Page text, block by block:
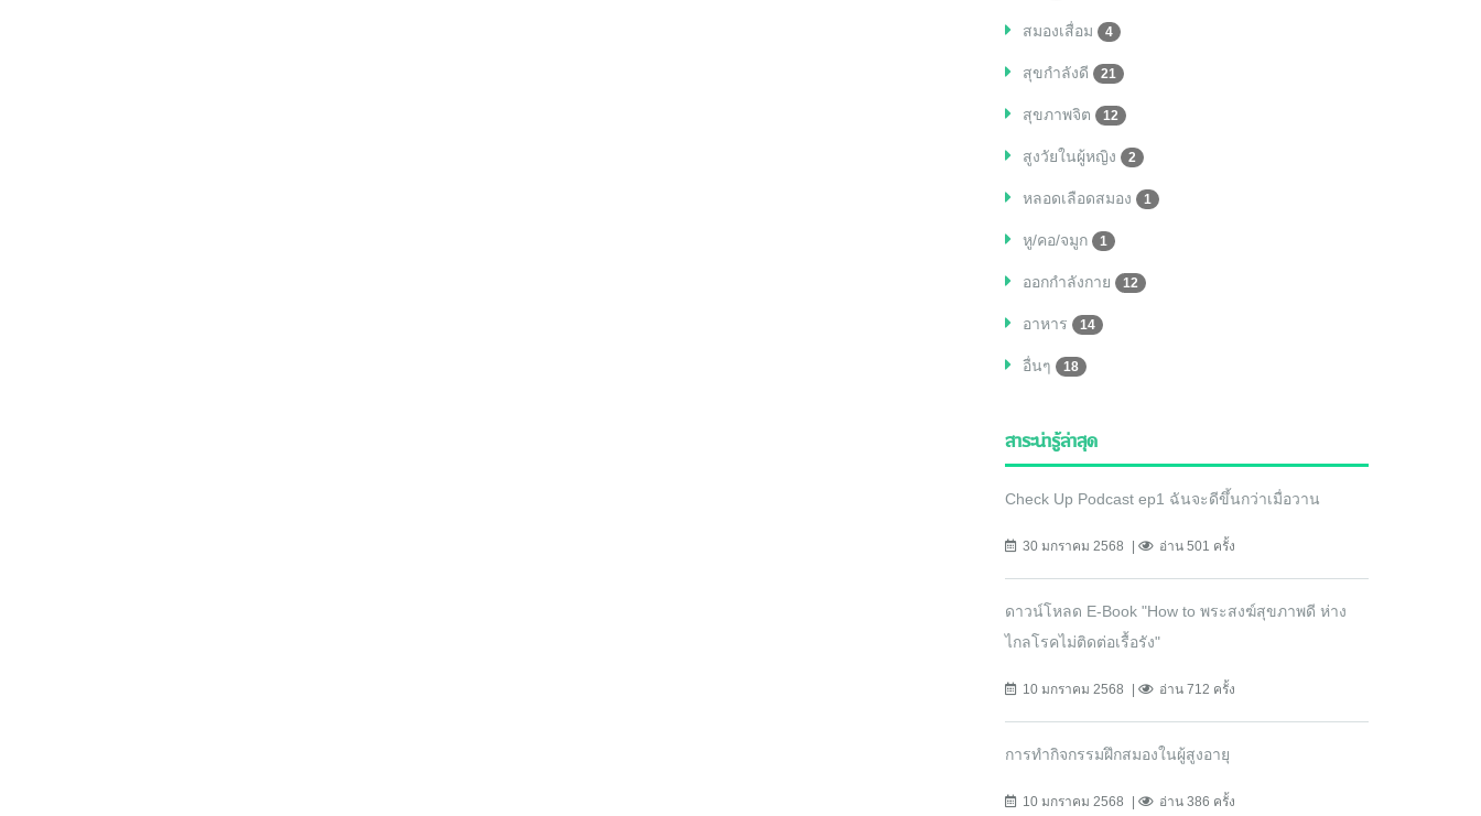
สมองเสื่อม 4
สุขกำลังดี 21
สุขภาพจิต 12
สูงวัยในผู้หญิง 2
หลอดเลือดสมอง 1
หู/คอ/จมูก 1
ออกกำลังกาย 12
อาหาร 14
อื่นๆ 18
สาระน่ารู้ล่าสุด
Check Up Podcast ep1 ฉันจะดีขึ้นกว่าเมื่อวาน
30 มกราคม 2568 อ่าน 501 ครั้ง
ดาวน์โหลด E-Book "How to พระสงฆ์สุขภาพดี ห่าง
ไกลโรคไม่ติดต่อเรื้อรัง"
10 มกราคม 2568 อ่าน 712 ครั้ง
การทำกิจกรรมฝึกสมองในผู้สูงอายุ
10 มกราคม 2568 อ่าน 386 ครั้ง